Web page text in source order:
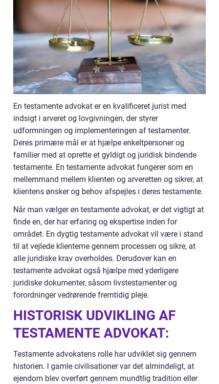
En testamente advokat er en kvalificeret jurist med
indsigt i arveret og lovgivningen, der styrer
udformningen og implementeringen af testamenter.
Deres primære mål er at hjælpe enkeltpersoner og
familier med at oprette et gyldigt og juridisk bindende
testamente. En testamente advokat fungerer som en
mellemmand mellem klienten og arveretten og sikrer, at
klientens ønsker og behov afspejles i deres testamente.
Når man vælger en testamente advokat, er det vigtigt at
finde en, der har erfaring og ekspertise inden for
området. En dygtig testamente advokat vil være i stand
til at vejlede klienterne gennem processen og sikre, at
alle juridiske krav overholdes. Derudover kan en
testamente advokat også hjælpe med yderligere
juridiske dokumenter, såsom livstestamenter og
forordninger vedrørende fremtidig pleje.
HISTORISK UDVIKLING AF
TESTAMENTE ADVOKAT:
Testamente advokatens rolle har udviklet sig gennem
historien. I gamle civilisationer var det almindeligt, at
ejendom blev overført gennem mundtlig tradition eller